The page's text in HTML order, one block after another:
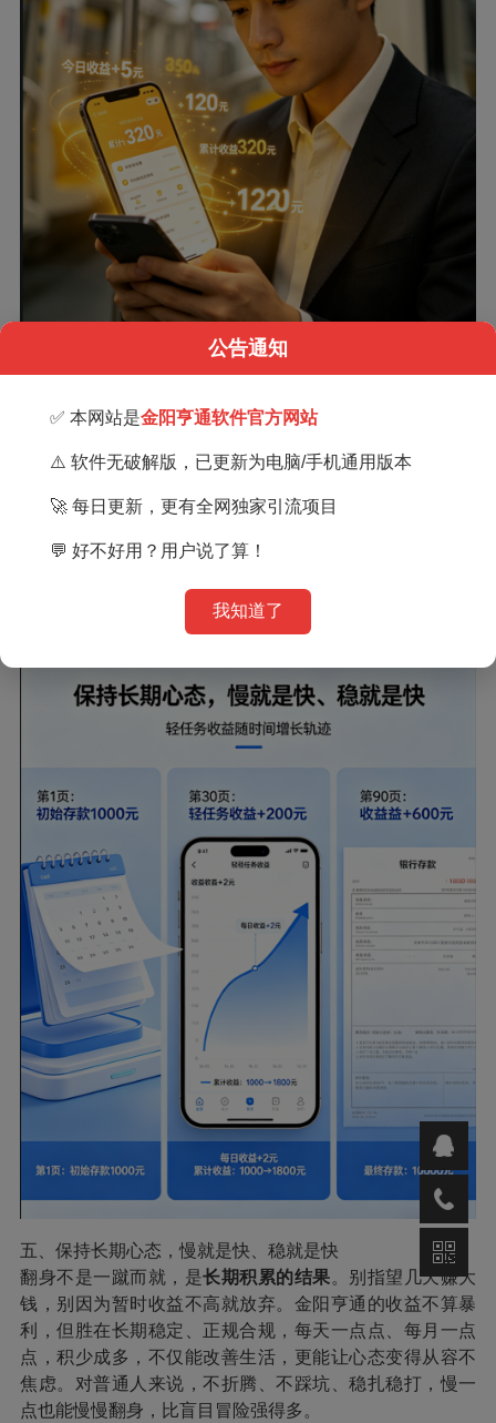
普通人翻身最怕 “高门槛”：剪辑、写作、设计需要技能，
直播、带货需要人脉，大多人坚持不下来。而
，不用专业能力，不用学习复杂教程，会用手机就能
做。金阳亨通的任务简单易懂，新手一看就会，完成就有
建立信心，等有了额外精力，再学技能、拓展其他副业，
五、保持长期心态，慢就是快、稳就是快
翻身不是一蹴而就，是长期积累的结果。别指望几天赚大
钱，别因为暂时收益不高就放弃。金阳亨通的收益不算暴
利，但胜在长期稳定、正规合规，每天一点点、每月一点
点，积少成多，不仅能改善生活，更能让心态变得从容不
焦虑。对普通人来说，不折腾、不踩坑、稳扎稳打，慢一
点也能慢慢翻身，比盲目冒险强得多。
公告通知
✅ 本网站是金阳亨通软件官方网站
⚠️ 软件无破解版，已更新为电脑/手机通用版本
🚀 每日更新，更有全网独家引流项目
💬 好不好用？用户说了算！
我知道了